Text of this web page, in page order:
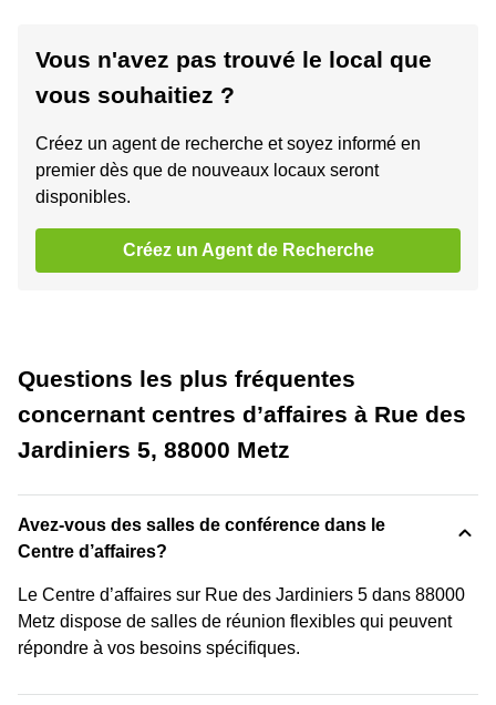
Vous n'avez pas trouvé le local que
vous souhaitiez ?
Créez un agent de recherche et soyez informé en
premier dès que de nouveaux locaux seront
disponibles.
Créez un Agent de Recherche
Questions les plus fréquentes
concernant centres d’affaires à Rue des
Jardiniers 5, 88000 Metz
Avez-vous des salles de conférence dans le
Centre d’affaires?
Le Centre d’affaires sur Rue des Jardiniers 5 dans 88000
Metz dispose de salles de réunion flexibles qui peuvent
répondre à vos besoins spécifiques.